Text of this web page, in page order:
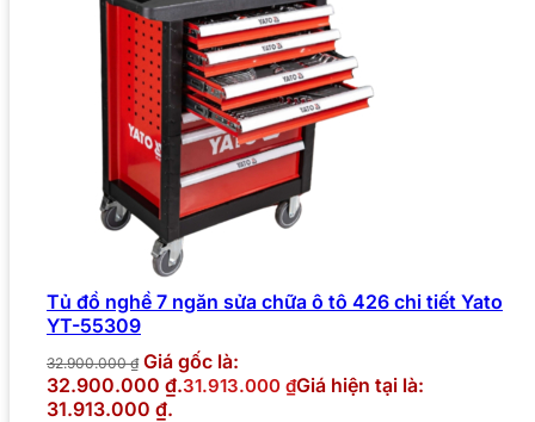
Tủ đồ nghề 7 ngăn sửa chữa ô tô 426 chi tiết Yato
YT-55309
32.900.000₫ Giá gốc là:
32.900.000 ₫.31.913.000 ₫Giá hiện tại là:
31.913.000 ₫.